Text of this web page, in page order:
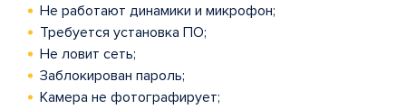
Не работают динамики и микрофон;
Требуется установка ПО;
Не ловит сеть;
Заблокирован пароль;
Камера не фотографирует;